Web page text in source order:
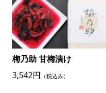
梅乃助 甘梅漬け
3,542円 （税込み）